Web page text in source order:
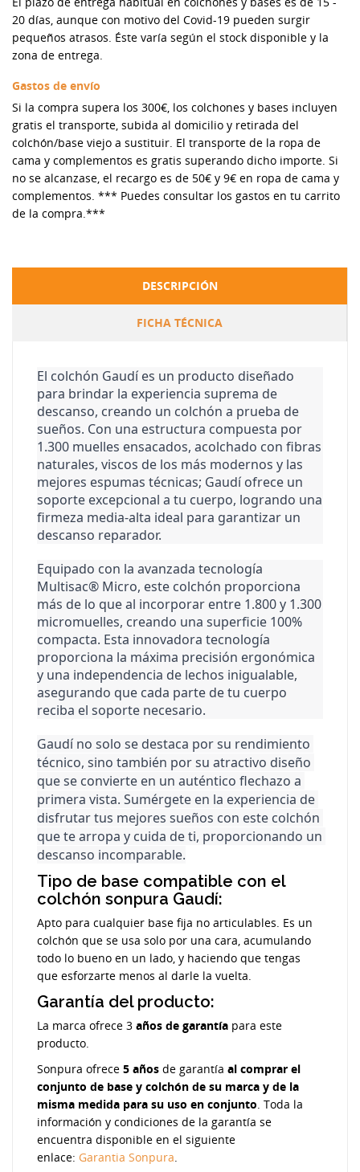
20 días, aunque con motivo del Covid-19 pueden surgir
pequeños atrasos. Éste varía según el stock disponible y la
zona de entrega.
Gastos de envío
Si la compra supera los 300€, los colchones y bases incluyen
gratis el transporte, subida al domicilio y retirada del
colchón/base viejo a sustituir. El transporte de la ropa de
cama y complementos es gratis superando dicho importe. Si
no se alcanzase, el recargo es de 50€ y 9€ en ropa de cama y
complementos. *** Puedes consultar los gastos en tu carrito
de la compra.***
DESCRIPCIÓN
FICHA TÉCNICA
El colchón Gaudí es un producto diseñado
para brindar la experiencia suprema de
descanso, creando un colchón a prueba de
sueños. Con una estructura compuesta por
1.300 muelles ensacados, acolchado con fibras
naturales, viscos de los más modernos y las
mejores espumas técnicas; Gaudí ofrece un
soporte excepcional a tu cuerpo, logrando una
firmeza media-alta ideal para garantizar un
descanso reparador.
Equipado con la avanzada tecnología
Multisac® Micro, este colchón proporciona
más de lo que al incorporar entre 1.800 y 1.300
micromuelles, creando una superficie 100%
compacta. Esta innovadora tecnología
proporciona la máxima precisión ergonómica
y una independencia de lechos inigualable,
asegurando que cada parte de tu cuerpo
reciba el soporte necesario.
Gaudí no solo se destaca por su rendimiento
técnico, sino también por su atractivo diseño
que se convierte en un auténtico flechazo a
primera vista. Sumérgete en la experiencia de
disfrutar tus mejores sueños con este colchón
que te arropa y cuida de ti, proporcionando un
descanso incomparable.
Tipo de base compatible con el
colchón sonpura Gaudí:
Apto para cualquier base fija no articulables. Es un
colchón que se usa solo por una cara, acumulando
todo lo bueno en un lado, y haciendo que tengas
que esforzarte menos al darle la vuelta.
Garantía del producto:
La marca ofrece 3 años de garantía para este
producto.
Sonpura ofrece 5 años de garantía al comprar el
conjunto de base y colchón de su marca y de la
misma medida para su uso en conjunto. Toda la
información y condiciones de la garantía se
encuentra disponible en el siguiente
enlace: Garantia Sonpura.